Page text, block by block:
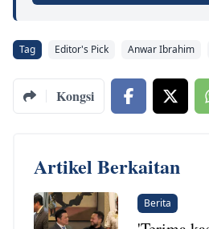
Tag Editor's Pick Anwar Ibrahim
Kongsi
Artikel Berkaitan
Berita